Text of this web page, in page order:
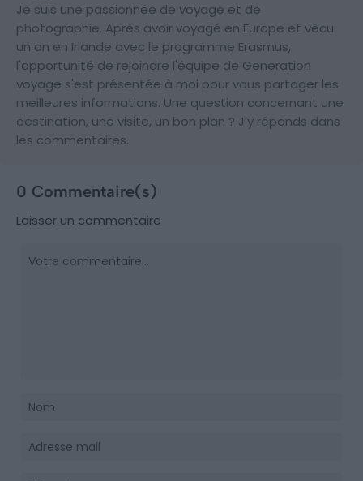
Je suis une passionnée de voyage et de
photographie. Après avoir voyagé en Europe et vécu
un an en Irlande avec le programme Erasmus,
l'opportunité de rejoindre l'équipe de Generation
voyage s'est présentée à moi pour vous partager les
meilleures informations. Une question concernant une
destination, une visite, un bon plan ? J’y réponds dans
les commentaires.
0 Commentaire(s)
Laisser un commentaire